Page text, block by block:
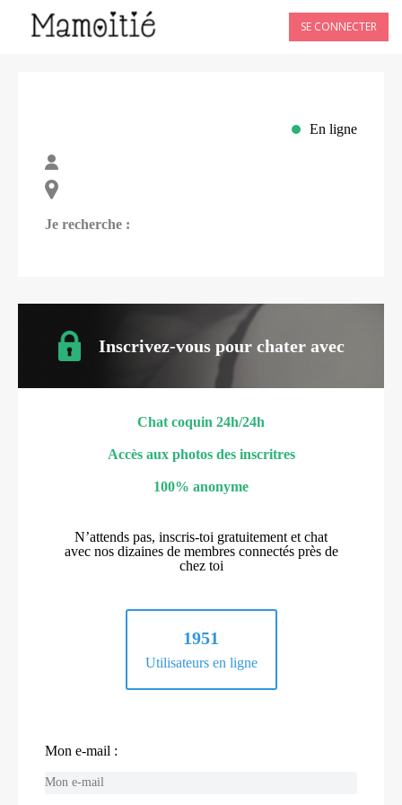
SE CONNECTER
En ligne
Je recherche :
Inscrivez-vous pour chater avec
Chat coquin 24h/24h
Accès aux photos des inscritres
100% anonyme
N’attends pas, inscris-toi gratuitement et chat
avec nos dizaines de membres connectés près de
chez toi
1951
Utilisateurs en ligne
Mon e-mail :